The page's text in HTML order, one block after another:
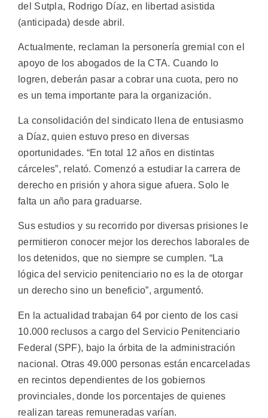
del Sutpla, Rodrigo Díaz, en libertad asistida
(anticipada) desde abril.
Actualmente, reclaman la personería gremial con el
apoyo de los abogados de la CTA. Cuando lo
logren, deberán pasar a cobrar una cuota, pero no
es un tema importante para la organización.
La consolidación del sindicato llena de entusiasmo
a Díaz, quien estuvo preso en diversas
oportunidades. “En total 12 años en distintas
cárceles”, relató. Comenzó a estudiar la carrera de
derecho en prisión y ahora sigue afuera. Solo le
falta un año para graduarse.
Sus estudios y su recorrido por diversas prisiones le
permitieron conocer mejor los derechos laborales de
los detenidos, que no siempre se cumplen. “La
lógica del servicio penitenciario no es la de otorgar
un derecho sino un beneficio”, argumentó.
En la actualidad trabajan 64 por ciento de los casi
10.000 reclusos a cargo del Servicio Penitenciario
Federal (SPF), bajo la órbita de la administración
nacional. Otras 49.000 personas están encarceladas
en recintos dependientes de los gobiernos
provinciales, donde los porcentajes de quienes
realizan tareas remuneradas varían.